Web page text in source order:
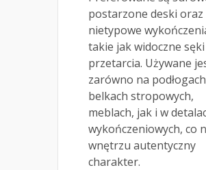
postarzone deski oraz
nietypowe
takie jak widoczne
przetarcia. Używane
zarówno na
belkach stropowych,
meblach, jak i w
wykończeniowych, co
wnętrzu autentyczny
charakter.